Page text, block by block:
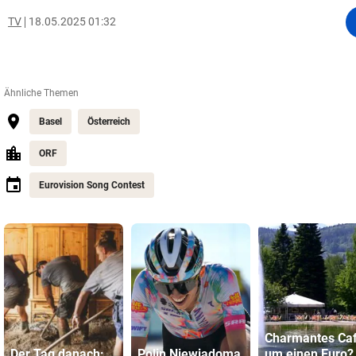
TV 18.05.2025 01:32
Ähnliche Themen
Basel Österreich
ORF
Eurovision Song Contest
Charmantes